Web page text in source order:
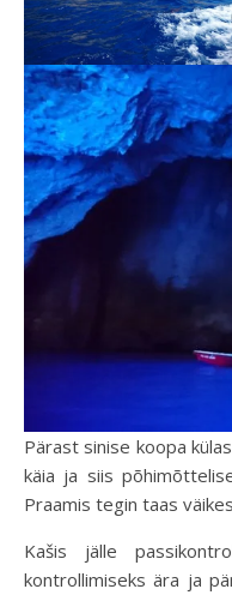
Pärast sinise koopa
käia ja siis
Praamis tegin taas
Kašis jälle
kontrollimiseks ära ja